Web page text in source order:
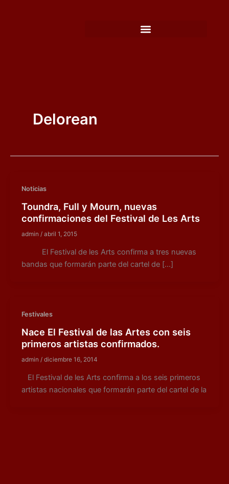
Delorean
Noticias
Toundra, Full y Mourn, nuevas
confirmaciones del Festival de Les Arts
admin / abril 1, 2015
El Festival de les Arts confirma a tres nuevas
bandas que formarán parte del cartel de […]
Festivales
Nace El Festival de las Artes con seis
primeros artistas confirmados.
admin / diciembre 16, 2014
El Festival de les Arts confirma a los seis primeros
artistas nacionales que formarán parte del cartel de la